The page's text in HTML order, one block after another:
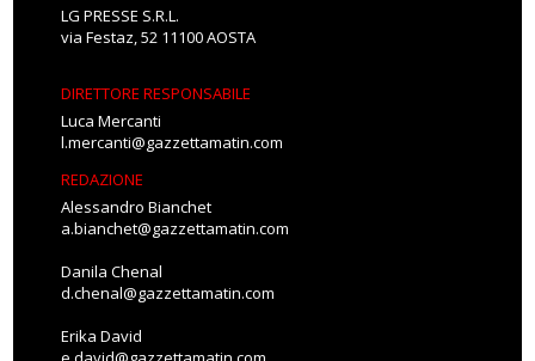
LG PRESSE S.R.L.
via Festaz, 52 11100 AOSTA
DIRETTORE RESPONSABILE
Luca Mercanti
l.mercanti@gazzettamatin.com
REDAZIONE
Alessandro Bianchet
a.bianchet@gazzettamatin.com
Danila Chenal
d.chenal@gazzettamatin.com
Erika David